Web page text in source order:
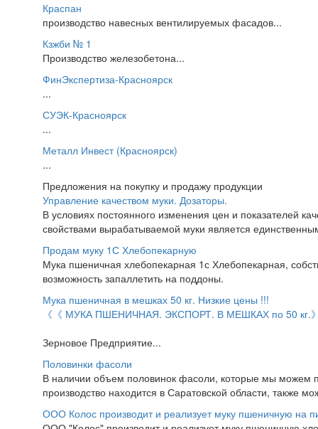
Краспан
производство навесных вентилируемых фасадов...
Кзжби № 1
Производство железобетона...
ФинЭкспертиза-Красноярск
...
СУЭК-Красноярск
...
Металл Инвест (Красноярск)
...
Предложения на покупку и продажу продукции
Управление качеством муки. Дозаторы.
В условиях постоянного изменения цен и показателей
свойствами вырабатываемой муки является
Продам муку 1С Хлебопекарную
Мука пшеничная хлебопекарная 1с Хлебопекарная,
возможность запаллетить на поддоны.
Мука пшеничная в мешках 50 кг. Низкие цены !!!
《《 МУКА ПШЕНИЧНАЯ. ЭКСПОРТ. В МЕШКАХ по 50 кг.
Зерновое Предприятие...
Половинки фасоли
В наличии объем половинок фасоли, которые мы можем
производство находится в Саратовской области, также
ООО Колос производит и реализует муку пшеничную на